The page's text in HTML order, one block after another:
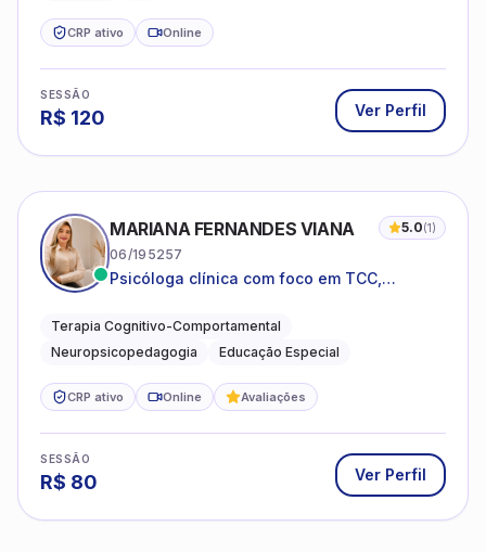
CRP ativo Online
SESSÃO
R$ 120 Ver Perfil
MARIANA FERNANDES VIANA 5.0(1)
06/195257
Psicóloga clínica com foco em TCC,
do neurodesenvolvimento.
Terapia Cognitivo-Comportamental
Neuropsicopedagogia
Educação Especial
CRP ativo Online Avaliações
SESSÃO
R$ 80 Ver Perfil